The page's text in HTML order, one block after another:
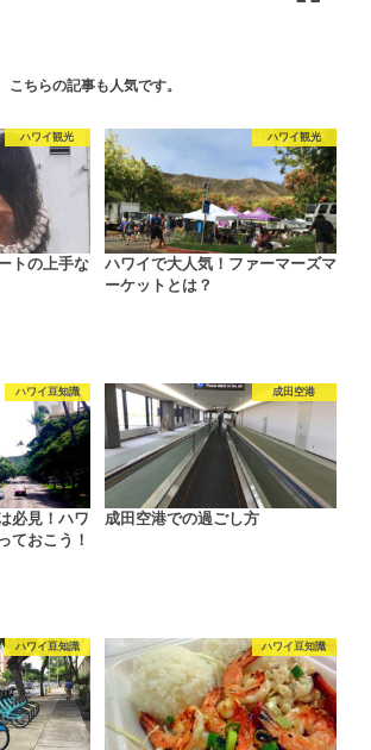
こちらの記事も人気です。
ハワイ観光
トの上手な
ハワイ観光
ハワイで大人気！ファーマーズマ
ーケットとは？
ハワイ豆知識
必見！ハワ
ておこう！
成田空港
成田空港での過ごし方
ハワイ豆知識 ハワイ豆知識